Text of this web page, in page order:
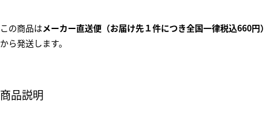
この商品はメーカー直送便（お届け先１件につき全国一律税込660円）
から発送します。
商品説明